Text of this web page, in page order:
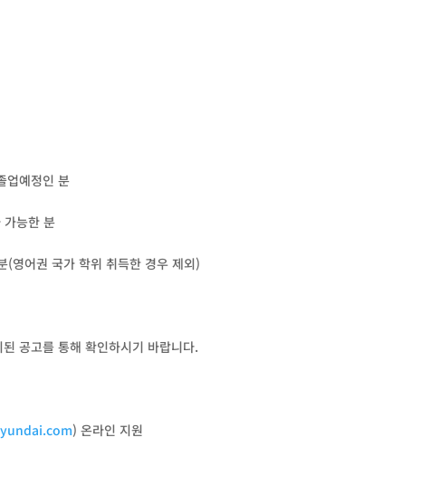
업예정인 분
가능한 분
(영어권 국가 학위 취득한 경우 제외)
공고를 통해 확인하시기 바랍니다.
) 온라인 지원